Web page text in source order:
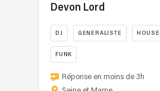
Devon Lord
DJ GENERALISTE HOUSE
FUNK
DJ
spécialisé
Réponse en moins de 3h